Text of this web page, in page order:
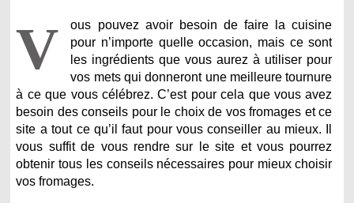
V
ous pouvez avoir besoin de faire la cuisine
pour n’importe quelle occasion, mais ce sont
les ingrédients que vous aurez à utiliser pour
vos mets qui donneront une meilleure tournure
à ce que vous célébrez. C’est pour cela que vous avez
besoin des conseils pour le choix de vos fromages et ce
site a tout ce qu’il faut pour vous conseiller au mieux. Il
vous suffit de vous rendre sur le site et vous pourrez
obtenir tous les conseils nécessaires pour mieux choisir
vos fromages.